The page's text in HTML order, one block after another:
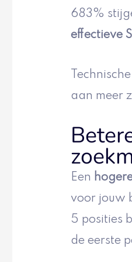
683%
effectieve
aan meer
Een
voor jouw
5 posities
de eerste